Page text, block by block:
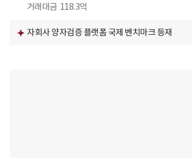
거래대금 118.3억
자회사 양자검증 플랫폼 국제 벤치마크 등재